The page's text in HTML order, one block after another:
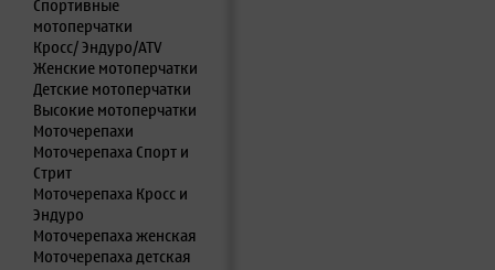
Спортивные
мотоперчатки
Кросс/ Эндуро/ATV
Женские мотоперчатки
Детские мотоперчатки
Высокие мотоперчатки
Моточерепахи
Моточерепаха Спорт и
Стрит
Моточерепаха Кросс и
Эндуро
Моточерепаха женская
Моточерепаха детская